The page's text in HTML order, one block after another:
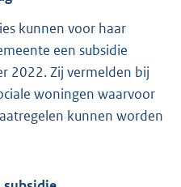
kunnen voor haar
een subsidie
2022. Zij vermelden bij
woningen waarvoor
kunnen worden